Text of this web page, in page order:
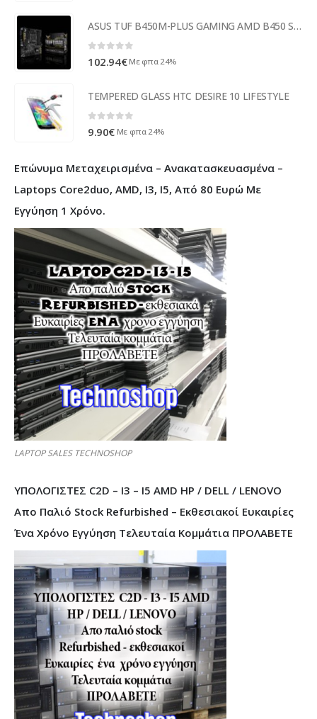
ASUS TUF B450M-PLUS GAMING AMD B450 Socket AM4 Micro ATX 90MB0YQ0-M0EAY0
0 out of 5
102.94€ Με φπα 24%
TEMPERED GLASS HTC DESIRE 10 LIFESTYLE
9.90€ Με φπα 24%
Επώνυμα Μεταχειρισμένα – Ανακατασκευασμένα –
Laptops Core2duo, AMD, I3, I5, Από 80 Ευρώ Με
Εγγύηση 1 Χρόνο.
LAPTOP SALES TECHNOSHOP
ΥΠΟΛΟΓΙΣΤΕΣ C2D – I3 – I5 AMD HP / DELL / LENOVO
Απο Παλιό Stock Refurbished – Εκθεσιακοί Ευκαιρίες
Ένα Χρόνο Εγγύηση Τελευταία Κομμάτια ΠΡΟΛΑΒΕΤΕ